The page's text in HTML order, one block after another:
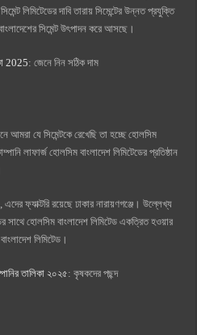
লিমিটেডের দাবি তারায় সিমেন্টের উন্নত প্রযুক্তি
সিমেন্ট উৎপাদন করে আসছে।
2025: জেনে নিন সঠিক দাম
আমরা যে সিমেন্টকে রেখেছি তা হচ্ছে হোলসিম
লাফার্জ হোলসিম বাংলাদেশ লিমিটেডের প্রতিষ্ঠান
ফ্যাক্টরি রয়েছে ঢাকার নারায়ণগঞ্জে। উল্লেখ্য
সাথে হোলসিম বাংলাদেশ লিমিটেড একত্রিত হওয়ার
লিমিটেড।
তালিকা ২০২৫: কৃষকদের পছন্দ